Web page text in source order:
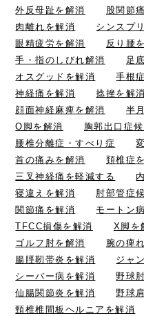
外反母趾を解消
股関節
肉離れを解消
シンスプ
眼精疲労を解消
反り腰
手・指のしびれ解消
足
オスグッドを解消
手根
神経痛を解消
捻挫を解消
顔面神経麻痺を解消
半
O脚を解消
胸郭出口症
腰椎分離症・すべり症
首の痛みを解消
頚椎症
三叉神経痛を軽減する
寝違えを解消
肘部管症
関節痛を解消
モートン
TFCC損傷を解消
X脚を
ゴルフ肘を解消
腕の痺
腸脛靭帯炎を解消
ジャ
シーバー病を解消
野球
仙腸関節炎を解消
野球
頸椎椎間板ヘルニアを解消